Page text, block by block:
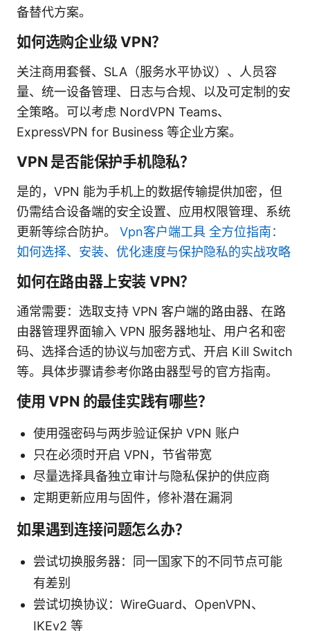
备替代方案。
如何选购企业级 VPN？
关注商用套餐、SLA（服务水平协议）、人员容
量、统一设备管理、日志与合规、以及可定制的安
全策略。可以考虑 NordVPN Teams、
ExpressVPN for Business 等企业方案。
VPN 是否能保护手机隐私？
是的，VPN 能为手机上的数据传输提供加密，但
仍需结合设备端的安全设置、应用权限管理、系统
更新等综合防护。 Vpn客户端工具 全方位指南：
如何选择、安装、优化速度与保护隐私的实战攻略
如何在路由器上安装 VPN？
通常需要：选取支持 VPN 客户端的路由器、在路
由器管理界面输入 VPN 服务器地址、用户名和密
码、选择合适的协议与加密方式、开启 Kill Switch
等。具体步骤请参考你路由器型号的官方指南。
使用 VPN 的最佳实践有哪些？
使用强密码与两步验证保护 VPN 账户
只在必须时开启 VPN，节省带宽
尽量选择具备独立审计与隐私保护的供应商
定期更新应用与固件，修补潜在漏洞
如果遇到连接问题怎么办？
尝试切换服务器：同一国家下的不同节点可能
有差别
尝试切换协议：WireGuard、OpenVPN、
IKEv2 等